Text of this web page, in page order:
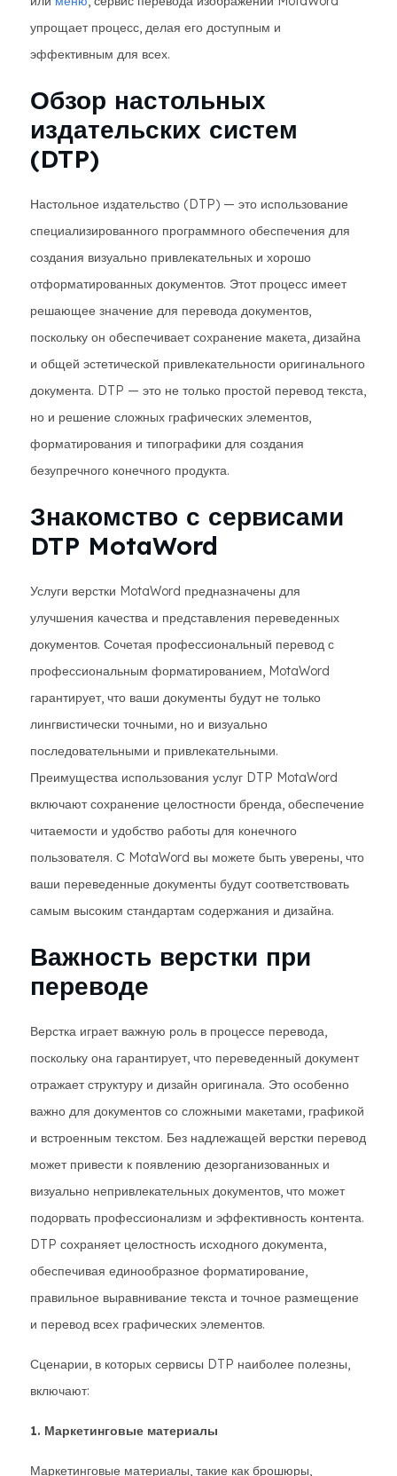
упрощает процесс, делая его доступным и
эффективным для всех.
Обзор настольных
издательских систем
(DTP)
Настольное издательство (DTP) — это использование
специализированного программного обеспечения для
создания визуально привлекательных и хорошо
отформатированных документов. Этот процесс имеет
решающее значение для перевода документов,
поскольку он обеспечивает сохранение макета, дизайна
и общей эстетической привлекательности оригинального
документа. DTP — это не только простой перевод текста,
но и решение сложных графических элементов,
форматирования и типографики для создания
безупречного конечного продукта.
Знакомство с сервисами
DTP MotaWord
Услуги верстки MotaWord предназначены для
улучшения качества и представления переведенных
документов. Сочетая профессиональный перевод с
профессиональным форматированием, MotaWord
гарантирует, что ваши документы будут не только
лингвистически точными, но и визуально
последовательными и привлекательными.
Преимущества использования услуг DTP MotaWord
включают сохранение целостности бренда, обеспечение
читаемости и удобство работы для конечного
пользователя. С MotaWord вы можете быть уверены, что
ваши переведенные документы будут соответствовать
самым высоким стандартам содержания и дизайна.
Важность верстки при
переводе
Верстка играет важную роль в процессе перевода,
поскольку она гарантирует, что переведенный документ
отражает структуру и дизайн оригинала. Это особенно
важно для документов со сложными макетами, графикой
и встроенным текстом. Без надлежащей верстки перевод
может привести к появлению дезорганизованных и
визуально непривлекательных документов, что может
подорвать профессионализм и эффективность контента.
DTP сохраняет целостность исходного документа,
обеспечивая единообразное форматирование,
правильное выравнивание текста и точное размещение
и перевод всех графических элементов.
Сценарии, в которых сервисы DTP наиболее полезны,
включают:
1. Маркетинговые материалы
Маркетинговые материалы, такие как брошюры,